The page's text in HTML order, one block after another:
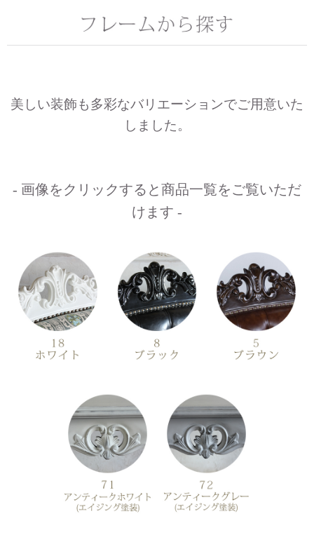
美しい装飾も多彩なバリエーションでご用意いた
しました。
- 画像をクリックすると商品一覧をご覧いただ
けます -